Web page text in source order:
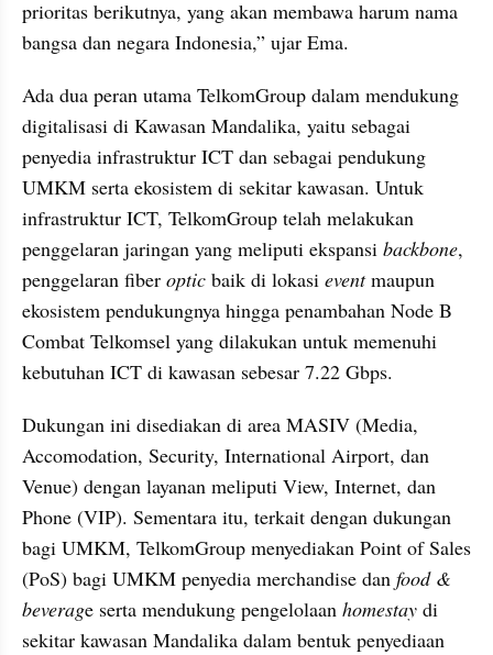
prioritas berikutnya, yang akan membawa harum nama
bangsa dan negara Indonesia,” ujar Ema.
Ada dua peran utama TelkomGroup dalam mendukung
digitalisasi di Kawasan Mandalika, yaitu sebagai
penyedia infrastruktur ICT dan sebagai pendukung
UMKM serta ekosistem di sekitar kawasan. Untuk
infrastruktur ICT, TelkomGroup telah melakukan
penggelaran jaringan yang meliputi ekspansi backbone,
penggelaran fiber optic baik di lokasi event maupun
ekosistem pendukungnya hingga penambahan Node B
Combat Telkomsel yang dilakukan untuk memenuhi
kebutuhan ICT di kawasan sebesar 7.22 Gbps.
Dukungan ini disediakan di area MASIV (Media,
Accomodation, Security, International Airport, dan
Venue) dengan layanan meliputi View, Internet, dan
Phone (VIP). Sementara itu, terkait dengan dukungan
bagi UMKM, TelkomGroup menyediakan Point of Sales
(PoS) bagi UMKM penyedia merchandise dan food &
beverage serta mendukung pengelolaan homestay di